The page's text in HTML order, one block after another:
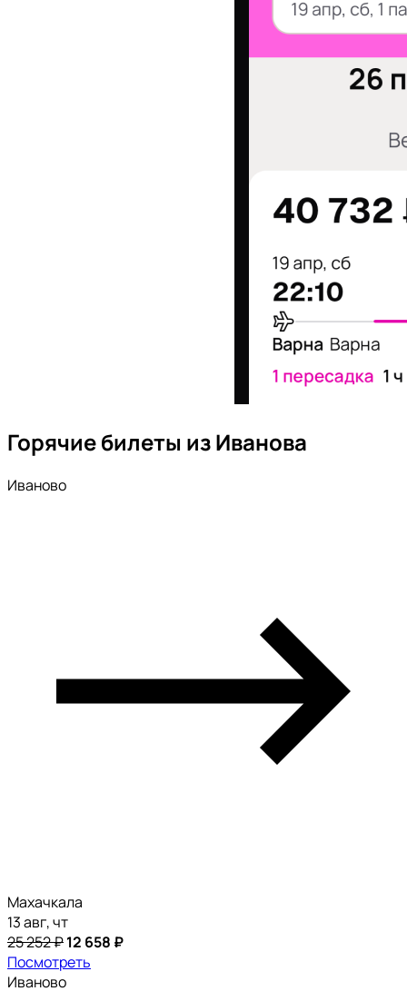
Горячие билеты из Иванова
Иваново
Махачкала
13 авг, чт
25 252 ₽12 658 ₽
Посмотреть
Иваново